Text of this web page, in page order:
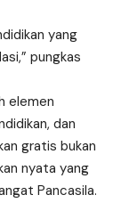
yang
pungkas
elemen
dan
gratis bukan
nyata yang
Pancasila.